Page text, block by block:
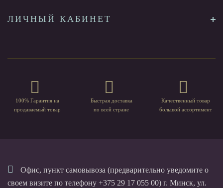
ЛИЧНЫЙ КАБИНЕТ
100% Гарантия на
продаваемый товар
Быстрая доставка
по всей стране
Качественный товар
большой ассортимент
Офис, пункт самовывоза (предварительно уведомите о
своем визите по телефону +375 29 17 055 00) г. Минск, ул.